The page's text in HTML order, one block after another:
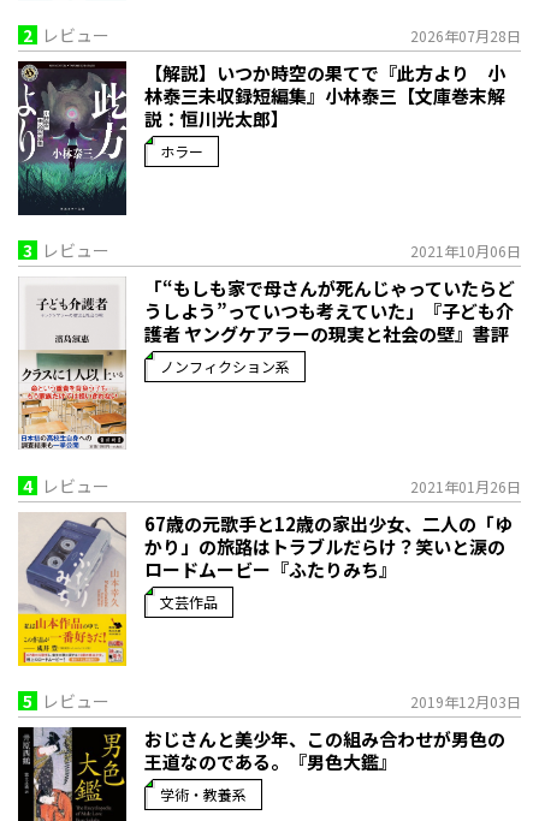
2 レビュー 2026年07月28日
【解説】いつか時空の果てで――『此方より 小
林泰三未収録短編集』小林泰三【文庫巻末解
説：恒川光太郎】
ホラー
3 レビュー 2021年10月06日
「“もしも家で母さんが死んじゃっていたらど
うしよう”っていつも考えていた」――『子ども介
護者 ヤングケアラーの現実と社会の壁』書評
ノンフィクション系
4 レビュー 2021年01月26日
67歳の元歌手と12歳の家出少女、二人の「ゆ
かり」の旅路はトラブルだらけ？笑いと涙の
ロードムービー『ふたりみち』
文芸作品
5 レビュー 2019年12月03日
おじさんと美少年、この組み合わせが男色の
王道なのである。『男色大鑑』
学術・教養系